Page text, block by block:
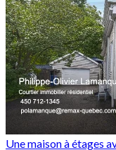
Une maison à étages